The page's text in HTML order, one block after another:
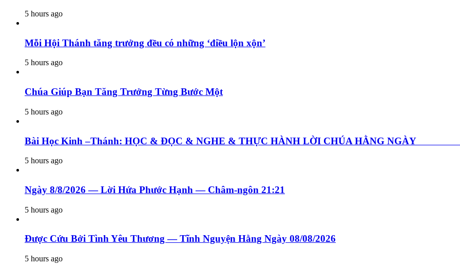
5 hours ago
Mỗi Hội Thánh tăng trưởng đều có những ‘điều lộn xộn’
5 hours ago
Chúa Giúp Bạn Tăng Trưởng Từng Bước Một
5 hours ago
Bài Học Kinh –Thánh: HỌC & ĐỌC & NGHE & THỰC HÀNH LỜI CHÚA HẰNG NGÀY
5 hours ago
Ngày 8/8/2026 — Lời Hứa Phước Hạnh — Châm-ngôn 21:21
5 hours ago
Được Cứu Bởi Tình Yêu Thương — Tĩnh Nguyện Hằng Ngày 08/08/2026
5 hours ago